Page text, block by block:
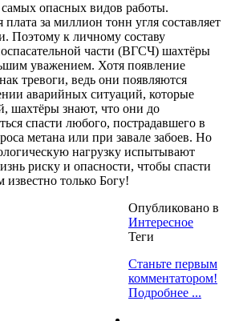
опасных видов работы.
за миллион тонн угля составляет
Поэтому к личному составу
части (ВГСЧ) шахтёры
уважением. Хотя появление
тревоги, ведь они появляются
аварийных ситуаций, которые
шахтёры знают, что они до
спасти любого, пострадавшего в
метана или при завале забоев. Но
нагрузку испытывают
риску и опасности, чтобы спасти
только Богу!
Опубликовано в
Интересное
Теги
Станьте первым
комментатором!
Подробнее ...